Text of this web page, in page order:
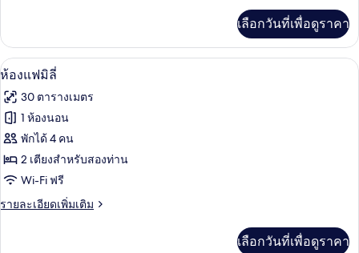
เกี่ยว
กับ
ห้อง
ทริปเปิล
เลือกวันที่เพื่อดูราคา
เปิด
ภาพถ่าย
ทั้งหมด
ของ
ห้อง
แฟ
มิ
ห้องแฟมิลี่ | 1 ห้องนอน, ตู้นิรภัยในห้อง
7
ห้องแฟมิลี่
30 ตารางเมตร
1 ห้องนอน
พักได้ 4 คน
2 เตียงสำหรับสองท่าน
Wi-Fi ฟรี
รายละเอียดเพิ่มเติม
ราย
เลือกวันที่เพื่อดูราคา